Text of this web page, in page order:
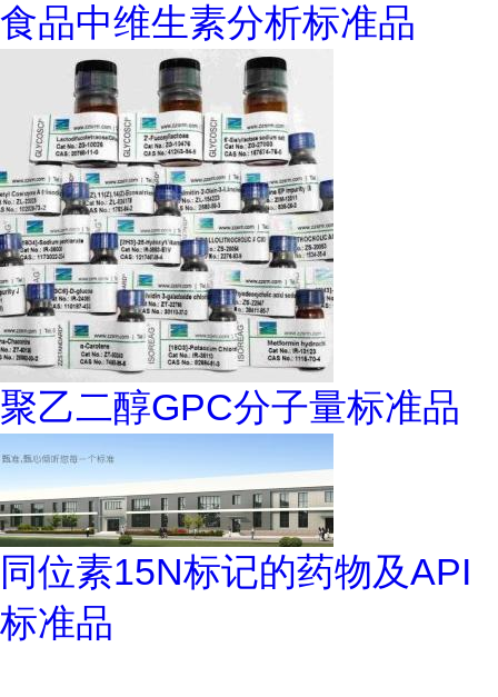
食品中维生素分析标准品
聚乙二醇GPC分子量标准品
同位素15N标记的药物及API
标准品